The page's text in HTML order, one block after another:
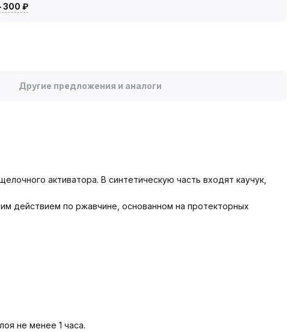
300 ₽
Другие предложения и аналоги
активатора. В синтетическую часть входят каучук,
действием по ржавчине, основанном на протекторных
не менее 1 часа.